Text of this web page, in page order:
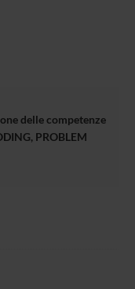
delle competenze
PROBLEM